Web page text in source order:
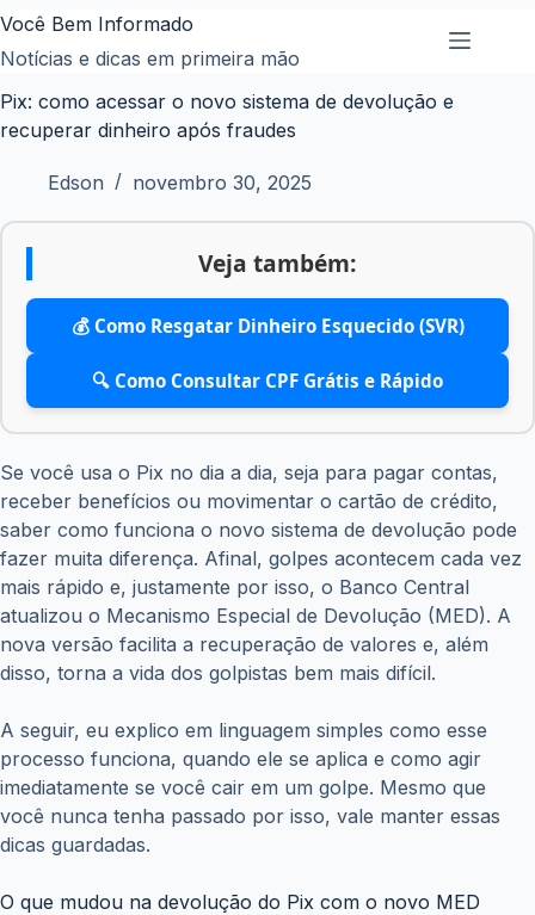
Pular
para
conteúdo
Você Bem Informado
Notícias e dicas em primeira mão
Pix: como acessar o novo sistema de devolução e
recuperar dinheiro após fraudes
Edson novembro 30, 2025
Veja também:
💰 Como Resgatar Dinheiro Esquecido (SVR)
🔍 Como Consultar CPF Grátis e Rápido
Se você usa o Pix no dia a dia, seja para pagar contas,
receber benefícios ou movimentar o cartão de crédito,
saber como funciona o novo sistema de devolução pode
fazer muita diferença. Afinal, golpes acontecem cada vez
mais rápido e, justamente por isso, o Banco Central
atualizou o Mecanismo Especial de Devolução (MED). A
nova versão facilita a recuperação de valores e, além
disso, torna a vida dos golpistas bem mais difícil.
A seguir, eu explico em linguagem simples como esse
processo funciona, quando ele se aplica e como agir
imediatamente se você cair em um golpe. Mesmo que
você nunca tenha passado por isso, vale manter essas
dicas guardadas.
O que mudou na devolução do Pix com o novo MED